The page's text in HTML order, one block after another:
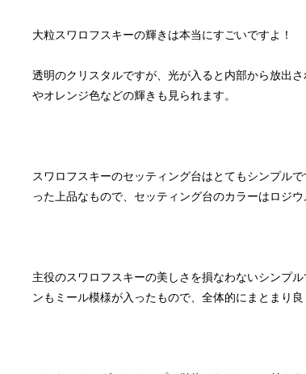
透明のクリスタルですが、光が入ると内部から放出
スワロフスキーのセッティング台はとてもシンプル
主役のスワロフスキーの美しさを損なわないシンプ